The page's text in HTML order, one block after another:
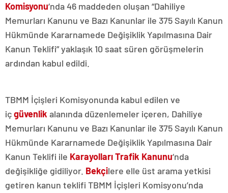
Komisyonu‘nda 46 maddeden oluşan “Dahiliye
Memurları Kanunu ve Bazı Kanunlar ile 375 Sayılı Kanun
Hükmünde Kararnamede Değişiklik Yapılmasına Dair
Kanun Teklifi” yaklaşık 10 saat süren görüşmelerin
ardından kabul edildi.
TBMM İçişleri Komisyonunda kabul edilen ve
içgüvenlik alanında düzenlemeler içeren, Dahiliye
Memurları Kanunu ve Bazı Kanunlar ile 375 Sayılı Kanun
Hükmünde Kararnamede Değişiklik Yapılmasına Dair
Kanun Teklifi ile Karayolları Trafik Kanunu‘nda
değişikliğe gidiliyor. Bekçilere elle üst arama yetkisi
getiren kanun teklifi TBMM İçişleri Komisyonu’nda